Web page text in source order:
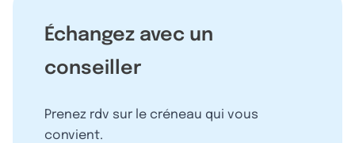
Échangez avec un
conseiller
Prenez rdv sur le créneau qui vous
convient.